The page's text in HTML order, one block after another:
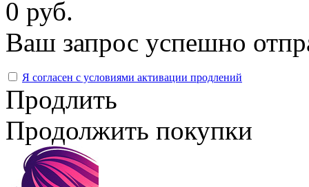
0 руб.
Ваш запрос успешно
Я согласен с условиями активации продлений
Продлить
Продолжить покупки